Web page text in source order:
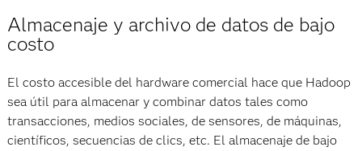
Almacenaje y archivo de datos de bajo
costo
El costo accesible del hardware comercial hace que Hadoop
sea útil para almacenar y combinar datos tales como
transacciones, medios sociales, de sensores, de máquinas,
científicos, secuencias de clics, etc. El almacenaje de bajo